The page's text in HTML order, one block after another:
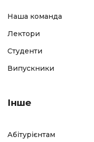
Наша команда
Лектори
Студенти
Випускники
Інше
Абітурієнтам